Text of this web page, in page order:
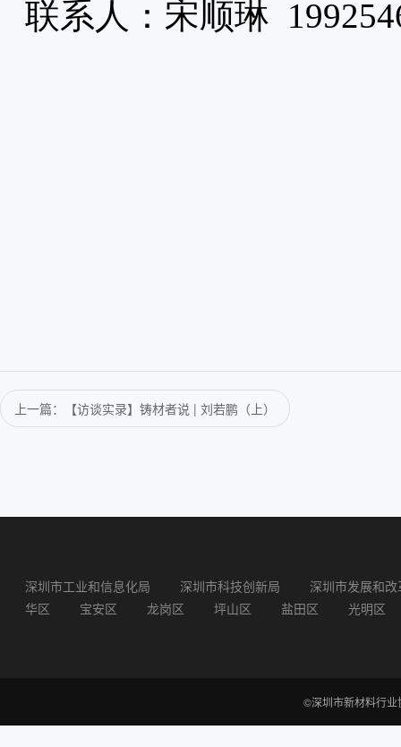
联系人：宋顺琳
上一篇：【访谈实录】铸材者说 | 刘若鹏（上）
深圳市工业和信息化局 深圳市科技创新局
深圳市发展和
华区
宝安区 龙岗区 坪山区 盐田区 光明区
©深圳市新材料行